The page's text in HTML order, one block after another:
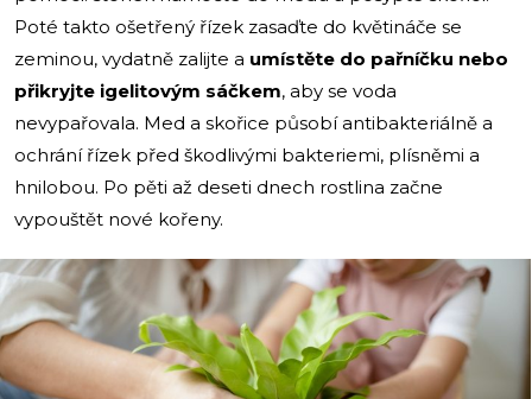
Poté takto ošetřený řízek zasaďte do květináče se
zeminou, vydatně zalijte a umístěte do pařníčku nebo
přikryjte igelitovým sáčkem, aby se voda
nevypařovala. Med a skořice působí antibakteriálně a
ochrání řízek před škodlivými bakteriemi, plísněmi a
hnilobou. Po pěti až deseti dnech rostlina začne
vypouštět nové kořeny.